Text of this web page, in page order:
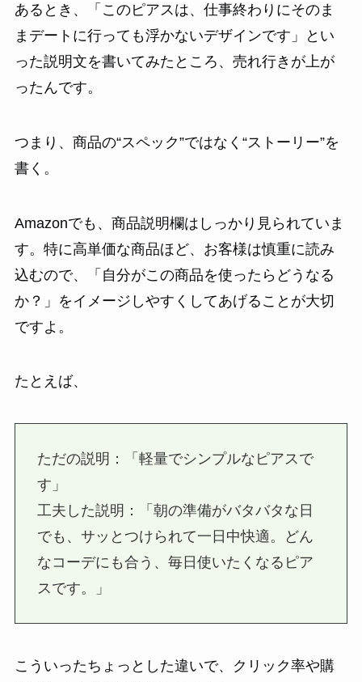
あるとき、「このピアスは、仕事終わりにそのま
まデートに行っても浮かないデザインです」とい
った説明文を書いてみたところ、売れ行きが上が
ったんです。
つまり、商品の“スペック”ではなく“ストーリー”を
書く。
Amazonでも、商品説明欄はしっかり見られていま
す。特に高単価な商品ほど、お客様は慎重に読み
込むので、「自分がこの商品を使ったらどうなる
か？」をイメージしやすくしてあげることが大切
ですよ。
たとえば、
ただの説明：「軽量でシンプルなピアスで
す」
工夫した説明：「朝の準備がバタバタな日
でも、サッとつけられて一日中快適。どん
なコーデにも合う、毎日使いたくなるピア
スです。」
こういったちょっとした違いで、クリック率や購